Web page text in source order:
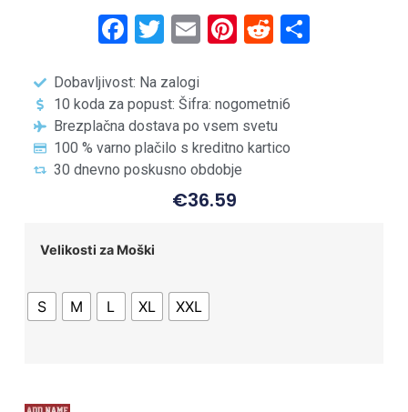
Facebook
Twitter
EmailPinterest
Reddit
Dobavljivost: Na zalogi
10 koda za popust: Šifra: nogometni6
Brezplačna dostava po vsem svetu
100 % varno plačilo s kreditno kartico
30 dnevno poskusno obdobje
€36.59
Velikosti za Moški
S M L XL XXL